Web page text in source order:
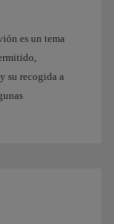
es un tema
su recogida a